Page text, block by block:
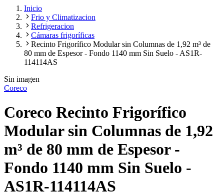
Inicio
Frio y Climatizacion
Refrigeracion
Cámaras frigoríficas
Recinto Frigorífico Modular sin Columnas de 1,92 m³ de
80 mm de Espesor - Fondo 1140 mm Sin Suelo - AS1R-
114114AS
Sin imagen
Coreco
Coreco Recinto Frigorífico
Modular sin Columnas de 1,92
m³ de 80 mm de Espesor -
Fondo 1140 mm Sin Suelo -
AS1R-114114AS